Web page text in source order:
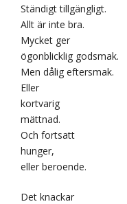
Ständigt tillgängligt.
Allt är inte bra.
Mycket ger
ögonblicklig godsmak.
Men dålig eftersmak.
Eller
kortvarig
mättnad.
Och fortsatt
hunger,
eller beroende.
Det knackar